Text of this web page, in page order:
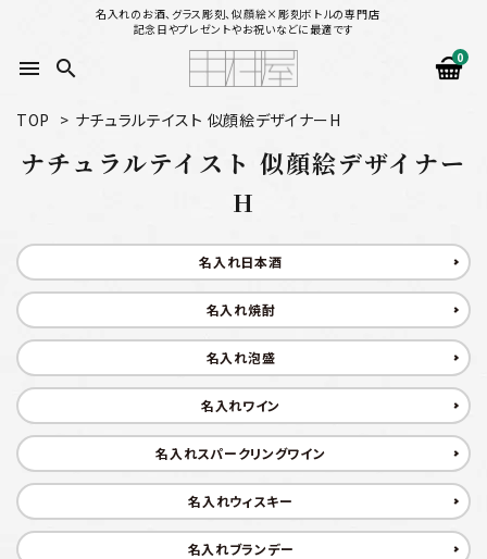
名入れのお酒、グラス彫刻、似顔絵×彫刻ボトルの専門店
記念日やプレゼントやお祝いなどに最適です
menu search 0
名入れ（縦書き）から選ぶ
名入れ（横書き）から選ぶ
配送方法
お支払方法
プライバシーポリシー
特定商取引法について
TOP > ナチュラルテイスト 似顔絵デザイナーH
ナチュラルテイスト 似顔絵デザイナー
H
名入れ日本酒
名入れ焼酎
名入れ泡盛
名入れワイン
名入れスパークリングワイン
名入れウィスキー
名入れブランデー